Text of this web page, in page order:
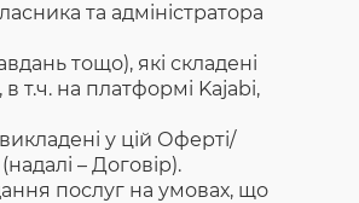
та адміністратора
тощо), які складені
т.ч. на платформі Kajabi,
у цій Оферті/
– Договір).
послуг на умовах, що